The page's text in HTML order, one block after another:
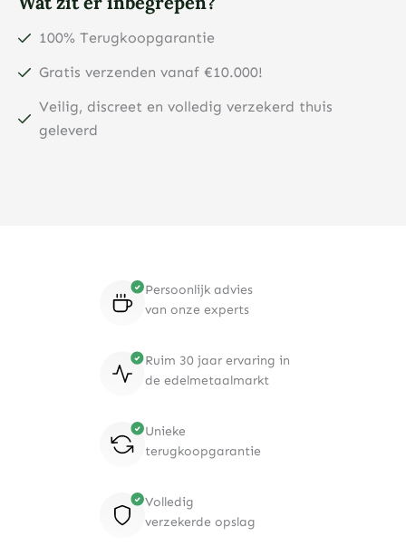
100% Terugkoopgarantie
Gratis verzenden vanaf €10.000!
Veilig, discreet en volledig verzekerd thuis
geleverd
Persoonlijk advies
van onze experts
Ruim 30 jaar ervaring in
de edelmetaalmarkt
Unieke
terugkoopgarantie
Volledig
verzekerde opslag